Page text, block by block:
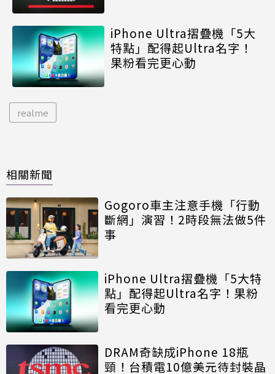
iPhone Ultra摺疊機「5大
特點」配得起Ultra名字！
果粉看完更心動
realme
相關新聞
Gogoro車主注意手機「行動
斷網」演習！2時段無法做5件
事
iPhone Ultra摺疊機「5大特
點」配得起Ultra名字！果粉
看完更心動
DRAM奇缺成iPhone 18瓶
頸！台積電10億美元待封裝晶